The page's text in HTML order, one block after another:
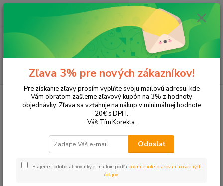
Hľadať
ks
za 0,00 EUR
Tonery a náplne do tlačiarní Hewlett Packard
HP OfficeJet
OfficeJet Pro 6830
OfficeJet Pro 6830
Upresniť parametre
Zľava 3% pre nových zákazníkov!
Pre získanie zľavy prosím vyplňte svoju mailovú adresu, kde
Vám obratom zašleme zľavový kupón na 3% z hodnoty
objednávky. Zľava sa vzťahuje na nákup v minimálnej hodnote
20€ s DPH.
Váš Tím Korekta.
Odoslať
Prajem si odoberať novinky e-mailom podľa podmienok spracovania osobných
údajov.